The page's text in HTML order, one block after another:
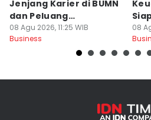
Jenjang Karier di BUMN
dan Peluang
Promosinya
08 Agu 2026, 11:25 WIB
Business
08